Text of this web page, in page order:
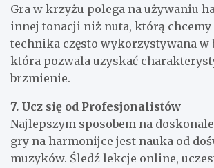
Gra w krzyżu polega na używaniu
innej tonacji niż nuta, którą chcemy
technika często wykorzystywana w
która pozwala uzyskać
brzmienie.
7. Ucz się od Profesjonalistów
Najlepszym sposobem na
gry na harmonijce jest nauka od
muzyków. Śledź lekcje online,